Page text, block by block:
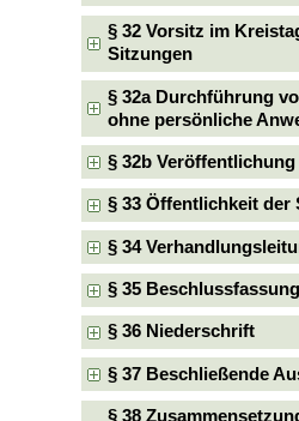
§ 32 Vorsitz im
Sitzungen
§ 32a Durchführung
ohne persönliche
§ 32b
§ 33 Öffentlichkeit der
§ 34
§ 35 Beschlussfassung
§ 36 Niederschrift
§ 37 Beschließende
§ 38